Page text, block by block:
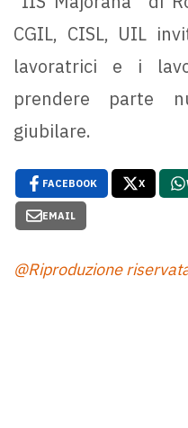
CGIL, CISL, UIL
lavoratrici e i
prendere parte
giubilare.
FACEBOOK X
EMAIL
@Riproduzione